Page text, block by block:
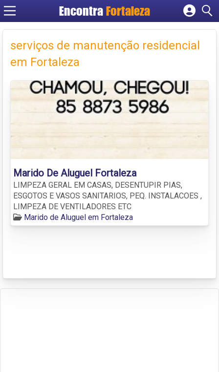
EncontraFortaleza
Cadastrar empresa
Fazer login
Criar conta
serviços de manutenção residencial
em Fortaleza
Marido De Aluguel Fortaleza
LIMPEZA GERAL EM CASAS, DESENTUPIR PIAS,
ESGOTOS E VASOS SANITARIOS, PEQ. INSTALACOES ,
LIMPEZA DE VENTILADORES ETC
Marido de Aluguel em Fortaleza